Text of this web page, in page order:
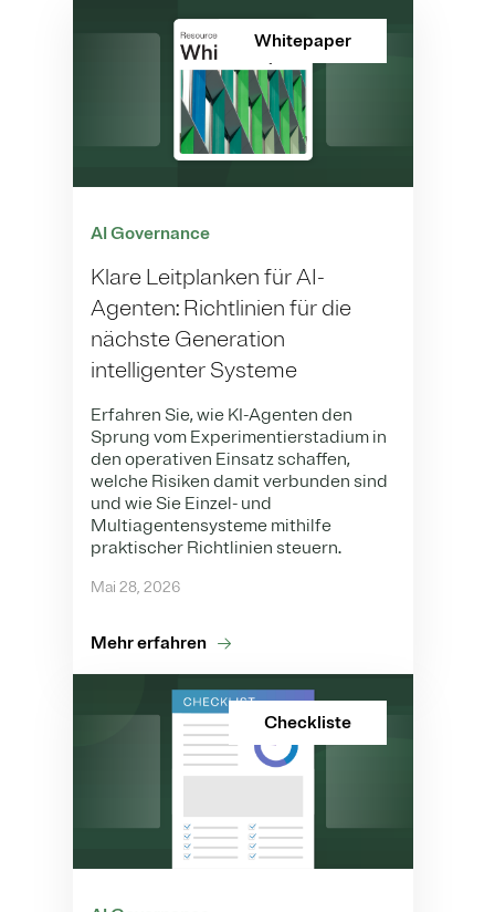
Whitepaper
AI Governance
Klare Leitplanken für AI-
Agenten: Richtlinien für die
nächste Generation
intelligenter Systeme
Erfahren Sie, wie KI-Agenten den
Sprung vom Experimentierstadium in
den operativen Einsatz schaffen,
welche Risiken damit verbunden sind
und wie Sie Einzel- und
Multiagentensysteme mithilfe
praktischer Richtlinien steuern.
Mai 28, 2026
Mehr erfahren
Checkliste